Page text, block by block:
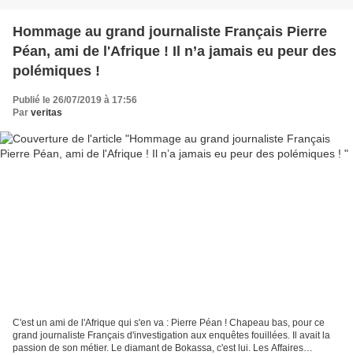
Hommage au grand journaliste Français Pierre
Péan, ami de l'Afrique ! Il n’a jamais eu peur des
polémiques !
Publié le 26/07/2019 à 17:56
Par veritas
C'est un ami de l'Afrique qui s'en va : Pierre Péan ! Chapeau bas, pour ce
grand journaliste Français d'investigation aux enquêtes fouillées. Il avait la
passion de son métier. Le diamant de Bokassa, c'est lui. Les Affaires